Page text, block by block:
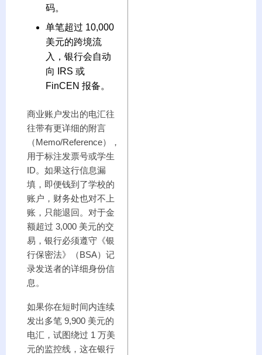
码。
单笔超过 10,000
美元的跨境流
入，银行会自动
向 IRS 或
FinCEN 报备。
商业账户发出的电汇往
往带有更详细的附言
（Memo/Reference），
用于标注发票号或学生
ID。如果这行信息漏
填，即便钱到了学校的
账户，财务处也对不上
账，只能退回。对于金
额超过 3,000 美元的交
易，银行必须遵守《银
行保密法》（BSA）记
录发送者的详细身份信
息。
如果你在短时间内连续
发出多笔 9,900 美元的
电汇，试图绕过 1 万美
元的监控线，这在银行